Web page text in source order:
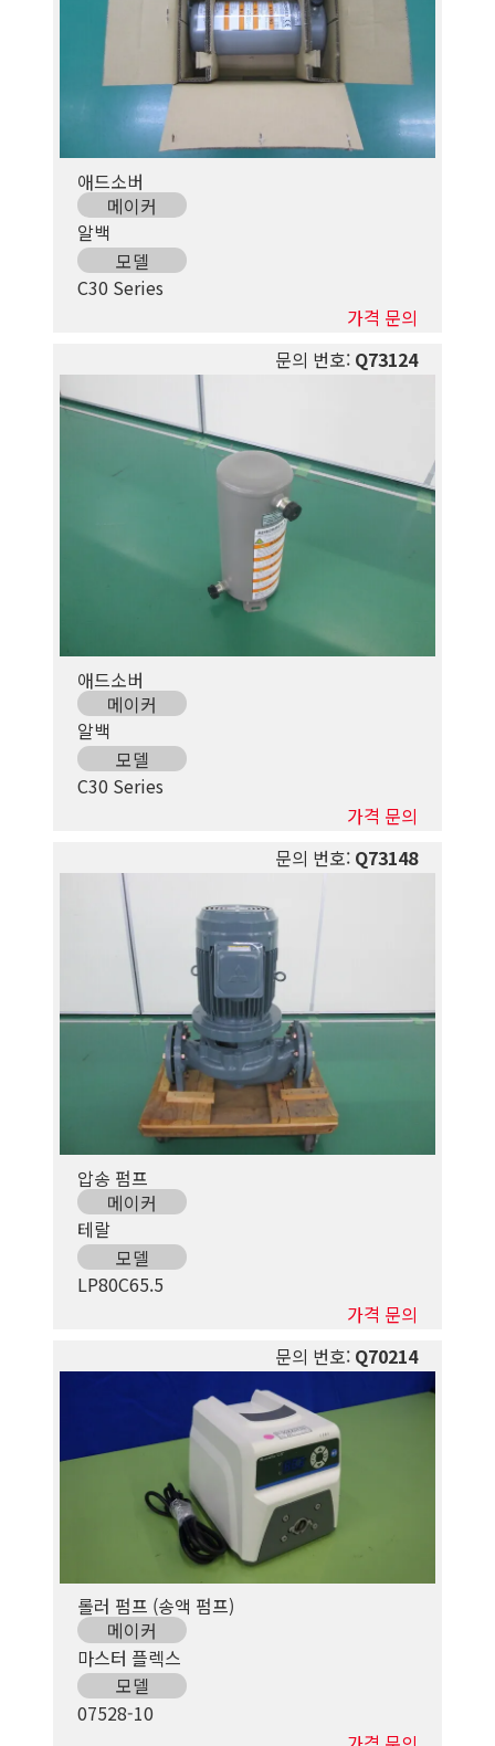
애드소버
메이커
알백
모델
C30 Series
가격 문의
문의 번호:Q73124
애드소버
메이커
알백
모델
C30 Series
가격 문의
문의 번호:Q73148
압송 펌프
메이커
테랄
모델
LP80C65.5
가격 문의
문의 번호:Q70214
롤러 펌프 (송액 펌프)
메이커
마스터 플렉스
모델
07528-10